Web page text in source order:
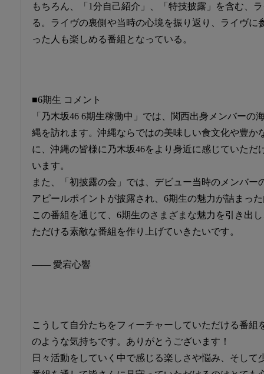
もちろん、「1分自己紹介」、「特技披露」を含む、
る。ライヴの裏側や当時の心境を振り返り、ライヴに
った人も楽しめる番組となっている。
■6期生 コメント
「乃木坂46 6期生稼働中」では、関西出身メンバーの
縄を訪れます。沖縄ならではの美味しい食文化や豊か
に、沖縄の皆様に乃木坂46をより身近に感じていただ
います。
また、「初披露の会」では、デビュー当時のメンバー
アピールポイントが披露され、6期生の魅力が詰まっ
この番組を通じて、6期生のさまざまな魅力を引き出
ただける素敵な番組を作り上げていきたいです。
―― 愛宕心響
こうして自分たちをフィーチャーしていただける番組
のような気持ちです。ありがとうございます！
日々活動をしていく中で感じる楽しさや悩み、そして